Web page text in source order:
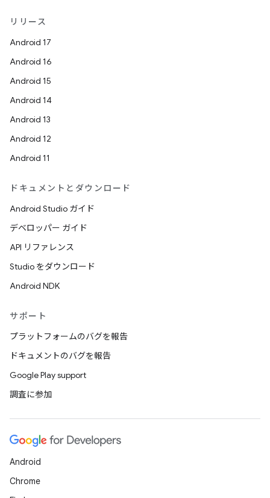
リリース
Android 17
Android 16
Android 15
Android 14
Android 13
Android 12
Android 11
ドキュメントとダウンロード
Android Studio ガイド
デベロッパー ガイド
API リファレンス
Studio をダウンロード
Android NDK
サポート
プラットフォームのバグを報告
ドキュメントのバグを報告
Google Play support
調査に参加
Android
Chrome